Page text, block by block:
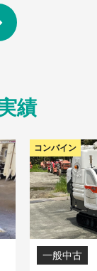
績
コンバイン
一般中古